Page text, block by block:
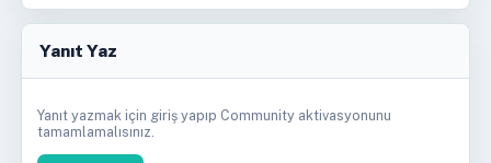
Yanıt Yaz
Yanıt yazmak için giriş yapıp Community aktivasyonunu
tamamlamalısınız.